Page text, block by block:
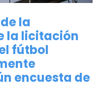
la
la licitación
fútbol
encuesta de